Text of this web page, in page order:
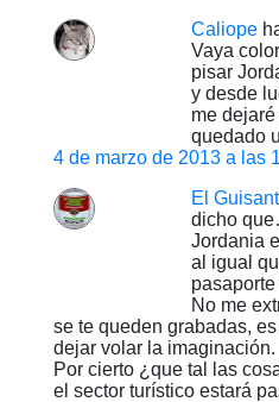
Caliope
Vaya
pisar
y desde
me
quedado
4 de marzo de 2013 a las
El
dicho
Jordania
al igual
No me
se te queden grabadas,
dejar volar la imaginación.
Por cierto ¿que tal las
el sector turístico estará